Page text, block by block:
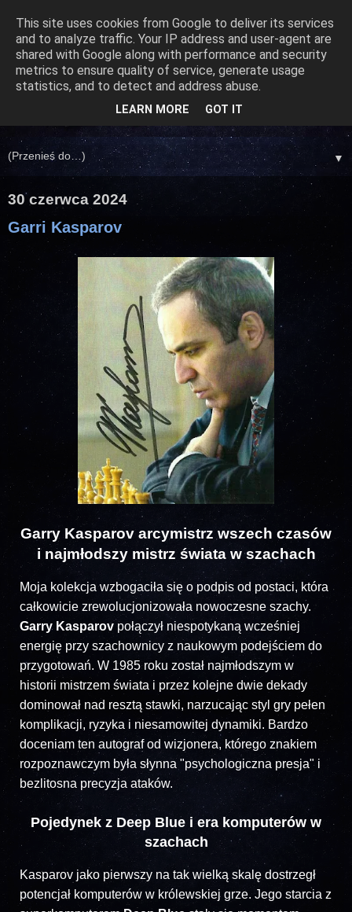
▼
30 czerwca 2024
Garri Kasparov
Garry Kasparov arcymistrz wszech czasów
i najmłodszy mistrz świata w szachach
Moja kolekcja wzbogaciła się o podpis od postaci, która
całkowicie zrewolucjonizowała nowoczesne szachy.
Garry Kasparov połączył niespotykaną wcześniej
energię przy szachownicy z naukowym podejściem do
przygotowań. W 1985 roku został najmłodszym w
historii mistrzem świata i przez kolejne dwie dekady
dominował nad resztą stawki, narzucając styl gry pełen
komplikacji, ryzyka i niesamowitej dynamiki. Bardzo
doceniam ten autograf od wizjonera, którego znakiem
rozpoznawczym była słynna "psychologiczna presja" i
bezlitosna precyzja ataków.
Pojedynek z Deep Blue i era komputerów w
szachach
Kasparov jako pierwszy na tak wielką skalę dostrzegł
potencjał komputerów w królewskiej grze. Jego starcia z
This site uses cookies from Google to deliver its services
and to analyze traffic. Your IP address and user-agent are
shared with Google along with performance and security
metrics to ensure quality of service, generate usage
statistics, and to detect and address abuse.
LEARN MORE GOT IT